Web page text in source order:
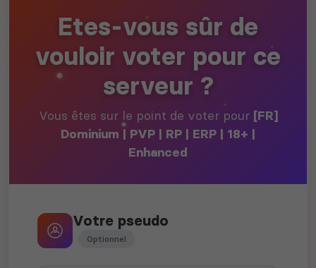
Etes-vous sûr de
vouloir voter pour ce
serveur ?
Vous êtes sur le point de voter pour [FR]
Dominium | PVP | RP | ERP | 18+ |
Enhanced
Votre pseudo
Optionnel